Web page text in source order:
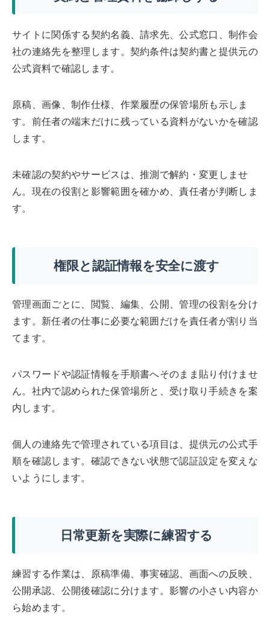
サイトに関係する契約名義、請求先、公式窓口、制作会
社の連絡先を整理します。契約条件は契約書と提供元の
公式資料で確認します。
原稿、画像、制作仕様、作業履歴の保管場所も示しま
す。前任者の端末だけに残っている資料がないかを確認
します。
未確認の契約やサービスは、推測で解約・変更しませ
ん。現在の役割と影響範囲を確かめ、責任者が判断しま
す。
権限と認証情報を安全に渡す
管理画面ごとに、閲覧、編集、公開、管理の役割を分け
ます。新任者の仕事に必要な範囲だけを責任者が割り当
てます。
パスワードや認証情報を手順書へそのまま貼り付けませ
ん。社内で認められた保管場所と、受け取り手続きを案
内します。
個人の連絡先で管理されている項目は、提供元の公式手
順を確認します。確認できない状態で認証設定を変えな
いようにします。
日常更新を実際に練習する
練習する作業は、原稿準備、事実確認、画面への反映、
公開承認、公開後確認に分けます。影響の小さい内容か
ら始めます。